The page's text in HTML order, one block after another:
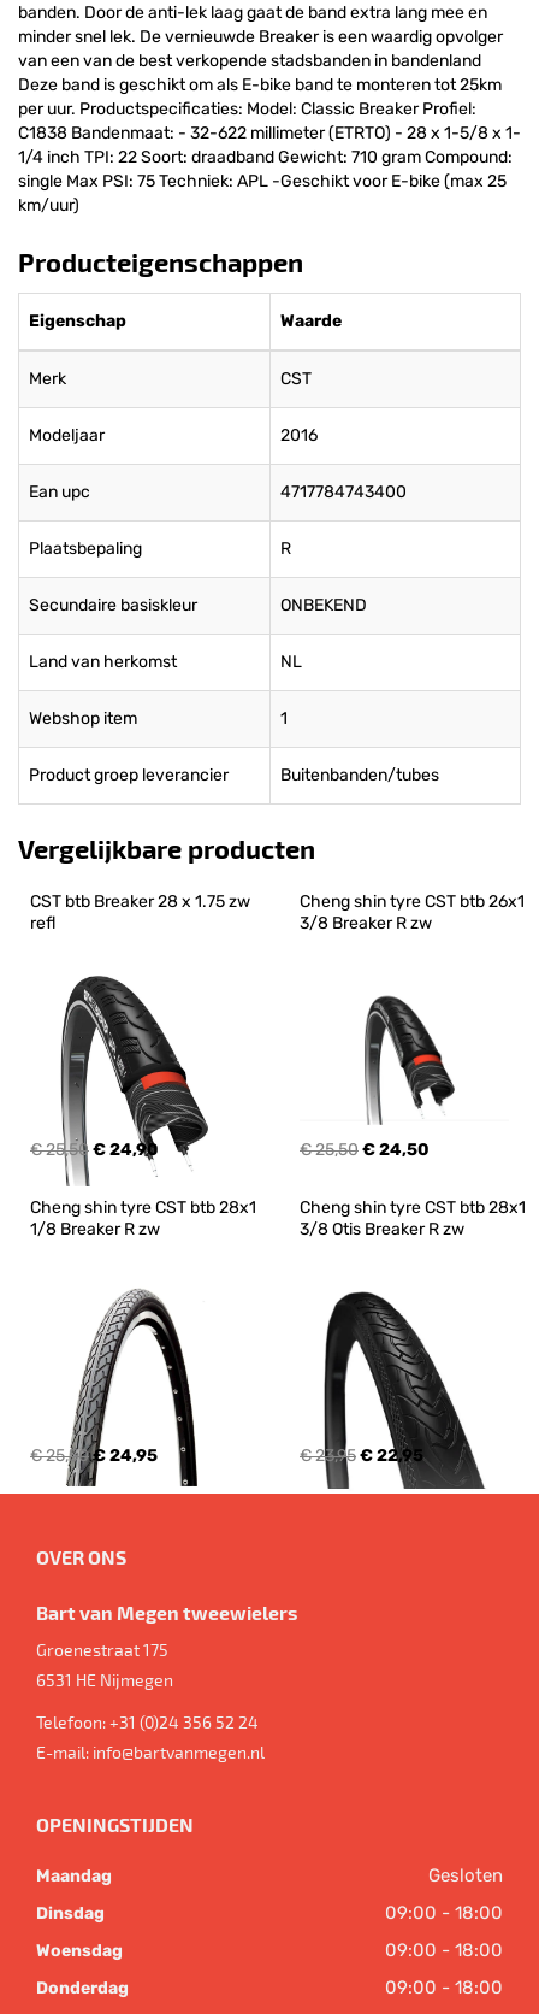
banden. Door de anti-lek laag gaat de band extra lang mee en
minder snel lek. De vernieuwde Breaker is een waardig opvolger
van een van de best verkopende stadsbanden in bandenland
Deze band is geschikt om als E-bike band te monteren tot 25km
per uur. Productspecificaties: Model: Classic Breaker Profiel:
C1838 Bandenmaat: - 32-622 millimeter (ETRTO) - 28 x 1-5/8 x 1-
1/4 inch TPI: 22 Soort: draadband Gewicht: 710 gram Compound:
single Max PSI: 75 Techniek: APL -Geschikt voor E-bike (max 25
km/uur)
Producteigenschappen
Eigenschap Waarde
Merk CST
Modeljaar 2016
Ean upc 4717784743400
Plaatsbepaling R
Secundaire basiskleur ONBEKEND
Land van herkomst NL
Webshop item 1
Product groep leverancier Buitenbanden/tubes
Vergelijkbare producten
CST btb Breaker 28 x 1.75 zw
refl
€ 25,50€ 24,90
Cheng shin tyre CST btb 26x1
3/8 Breaker R zw
€ 25,50€ 24,50
Cheng shin tyre CST btb 28x1
1/8 Breaker R zw
€ 25,50€ 24,95
Cheng shin tyre CST btb 28x1
3/8 Otis Breaker R zw
€ 23,95€ 22,95
OVER ONS
Bart van Megen tweewielers
Groenestraat 175
6531 HE Nijmegen
Telefoon:+31 (0)24 356 52 24
E-mail: info@bartvanmegen.nl
OPENINGSTIJDEN
Maandag Gesloten
Dinsdag 09:00 - 18:00
Woensdag 09:00 - 18:00
Donderdag 09:00 - 18:00